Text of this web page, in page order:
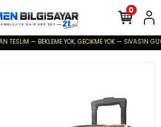
— BEKLEME YOK, GECİKME YOK — SİVAS'IN
0